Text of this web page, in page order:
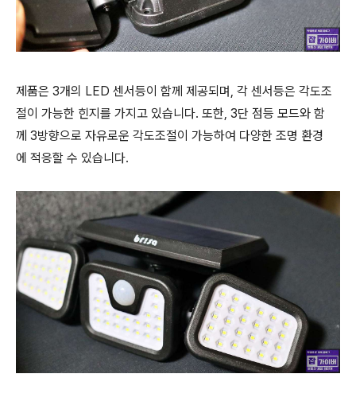
제품은 3개의 LED 센서등이 함께 제공되며, 각 센서등은 각도조
절이 가능한 힌지를 가지고 있습니다. 또한, 3단 점등 모드와 함
께 3방향으로 자유로운 각도조절이 가능하여 다양한 조명 환경
에 적응할 수 있습니다.